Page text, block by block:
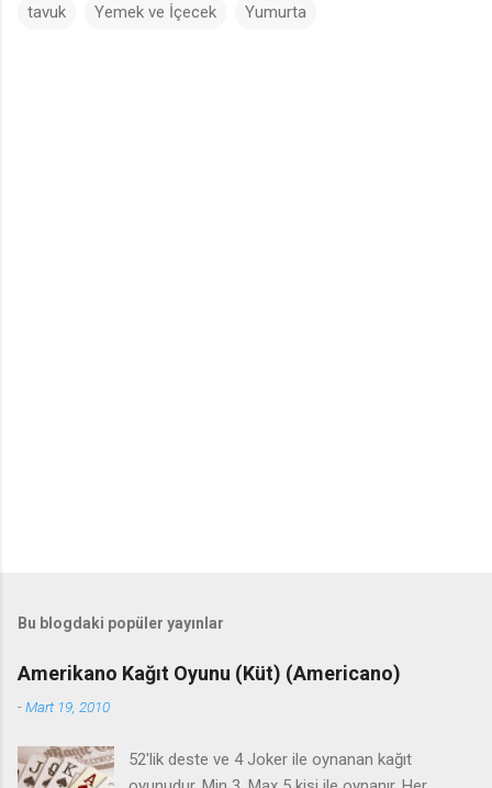
tavuk Yemek ve İçecek Yumurta
Bu blogdaki popüler yayınlar
Amerikano Kağıt Oyunu (Küt) (Americano)
-Mart 19, 2010
52'lik deste ve 4 Joker ile oynanan kağıt